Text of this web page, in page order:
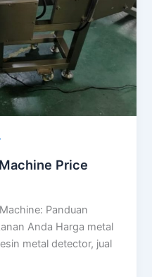
Price
Panduan
Anda Harga metal
metal detector, jual